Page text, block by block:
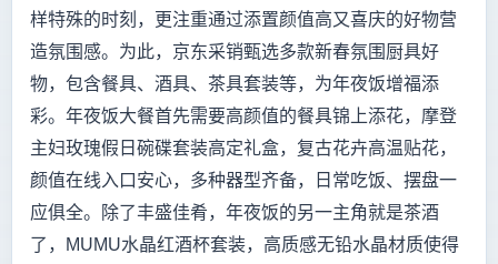
样特殊的时刻，更注重通过添置颜值高又喜庆的好物营
造氛围感。为此，京东采销甄选多款新春氛围厨具好
物，包含餐具、酒具、茶具套装等，为年夜饭增福添
彩。年夜饭大餐首先需要高颜值的餐具锦上添花，摩登
主妇玫瑰假日碗碟套装高定礼盒，复古花卉高温贴花，
颜值在线入口安心，多种器型齐备，日常吃饭、摆盘一
应俱全。除了丰盛佳肴，年夜饭的另一主角就是茶酒
了，MUMU水晶红酒杯套装，高质感无铅水晶材质使得